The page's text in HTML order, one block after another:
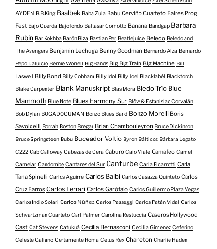
AYDEN B.B.King Baalbek Baba Zula Babu Cerviño Cuarteto Baires Prog
Fest Bajo Cuerda Bajofondo Baltasar Comotto Banana Bandgap Barbara
Rubin Bar Kokhba Barón Biza Bastian Per Beatlejuice Beledo Beledo and
The Avengers Benjamin Lechuga Benny Goodman Bernardo Alza Bernardo
Pepo Daluicio Bernie Worrell Big Bands Big Big Train Big Machine Bill
Laswell
Billy Bond Billy Cobham Billy Idol Billy Joel Blacklabél Blacktorch
Blake Carpenter Blank Manuskript Blas Mora Bledo Trío Blue
Mammoth Blue Note Blues Harmony Sur Blöw & Estanislao Corvalán
Bob Dylan BOGADOCUMAN Bonzo Blues Band Bonzo Morelli Boris
Savoldelli Borrah Boston Bregar Brian Chambouleyron Bruce Dickinson
Bruce Springsteen Bubu Buceador Voltio Byron Bálticos Bárbara Legato
C222 Cab Calloway Cabezas de Cera Caburo Caio Viale Camafeo Camel
Camelar Candombe Cantares del Sur Canturbe Carla Ficarrotti Carla
Tana Spinelli Carlos Aguirre Carlos Balbi Carlos Casazza Quinteto Carlos
Cruz Barros Carlos Ferrari Carlos Garófalo Carlos Guillermo Plaza Vegas
Carlos Indio Solari Carlos Núñez Carlos Passeggi Carlos Patán Vidal Carlos
Schvartzman Cuarteto Carl Palmer Carolina Restuccia Caseros Hollywood
Cast Cat Stevens Catukuá Cecilia Bernasconi Cecilia Gimenez Ceferino
Celeste Galiano Certamente Roma Cetus Rex Chaneton Charlie Haden